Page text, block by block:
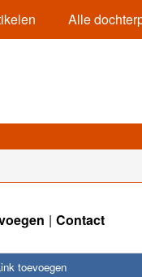
Alle
Contact
toevoegen